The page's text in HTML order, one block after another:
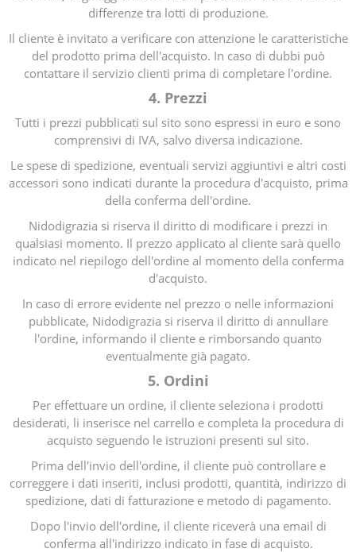
differenze tra lotti di produzione.
Il cliente è invitato a verificare con attenzione le caratteristiche
del prodotto prima dell'acquisto. In caso di dubbi può
contattare il servizio clienti prima di completare l'ordine.
4. Prezzi
Tutti i prezzi pubblicati sul sito sono espressi in euro e sono
comprensivi di IVA, salvo diversa indicazione.
Le spese di spedizione, eventuali servizi aggiuntivi e altri costi
accessori sono indicati durante la procedura d'acquisto, prima
della conferma dell'ordine.
Nidodigrazia si riserva il diritto di modificare i prezzi in
qualsiasi momento. Il prezzo applicato al cliente sarà quello
indicato nel riepilogo dell'ordine al momento della conferma
d'acquisto.
In caso di errore evidente nel prezzo o nelle informazioni
pubblicate, Nidodigrazia si riserva il diritto di annullare
l'ordine, informando il cliente e rimborsando quanto
eventualmente già pagato.
5. Ordini
Per effettuare un ordine, il cliente seleziona i prodotti
desiderati, li inserisce nel carrello e completa la procedura di
acquisto seguendo le istruzioni presenti sul sito.
Prima dell'invio dell'ordine, il cliente può controllare e
correggere i dati inseriti, inclusi prodotti, quantità, indirizzo di
spedizione, dati di fatturazione e metodo di pagamento.
Dopo l'invio dell'ordine, il cliente riceverà una email di
conferma all'indirizzo indicato in fase di acquisto.